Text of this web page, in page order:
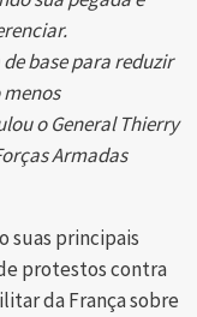
base para reduzir
o General Thierry
Armadas
suas principais
protestos contra
da França sobre